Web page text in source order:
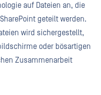
auf Dateien an, die
geteilt werden.
wird sichergestellt,
oder bösartigen
Zusammenarbeit